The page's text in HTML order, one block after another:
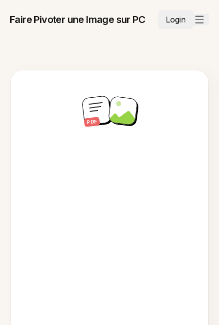
Faire Pivoter une Image sur PC Login